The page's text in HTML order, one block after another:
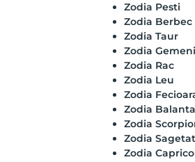
Zodia Pesti
Zodia Berbec
Zodia Taur
Zodia Gemeni
Zodia Rac
Zodia Leu
Zodia
Zodia Balanta
Zodia
Zodia
Zodia